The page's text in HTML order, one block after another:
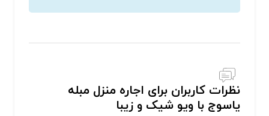
نظرات کاربران برای اجاره منزل مبله
یاسوج با ویو شیک و زیبا